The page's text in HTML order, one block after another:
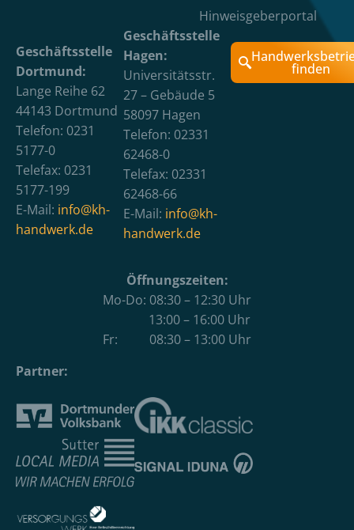
Hinweisgeberportal
Geschäftsstelle
Dortmund:
Lange Reihe 62
44143 Dortmund
Telefon: 0231
5177-0
Telefax: 0231
5177-199
E-Mail: info@kh-
handwerk.de
Geschäftsstelle
Hagen:
Universitätsstr.
27 – Gebäude 5
58097 Hagen
Telefon: 02331
62468-0
Telefax: 02331
62468-66
E-Mail: info@kh-
handwerk.de
finden
Öffnungszeiten:
Mo-Do: 08:30 – 12:30 Uhr
13:00 – 16:00 Uhr
Fr: 08:30 – 13:00 Uhr
Partner: